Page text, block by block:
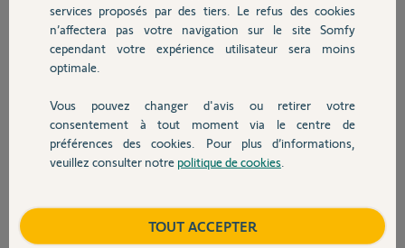
Autres produits
Devis avec un pro
Contact
Anonyme il y a plus de 8 ans
Bonjour Didier,
http://forum.somfy.fr/questions/1486644-resiliation-desactivation-box-
Thomas M. il y a plus de 8 ans
services proposés par des tiers. Le refus des cookies
n’affectera pas votre navigation sur le site Somfy
cependant votre expérience utilisateur sera moins
optimale.
Vous pouvez changer d'avis ou retirer votre
consentement à tout moment via le centre de
préférences des cookies. Pour plus d’informations,
veuillez consulter notre politique de cookies
TOUT ACCEPTER